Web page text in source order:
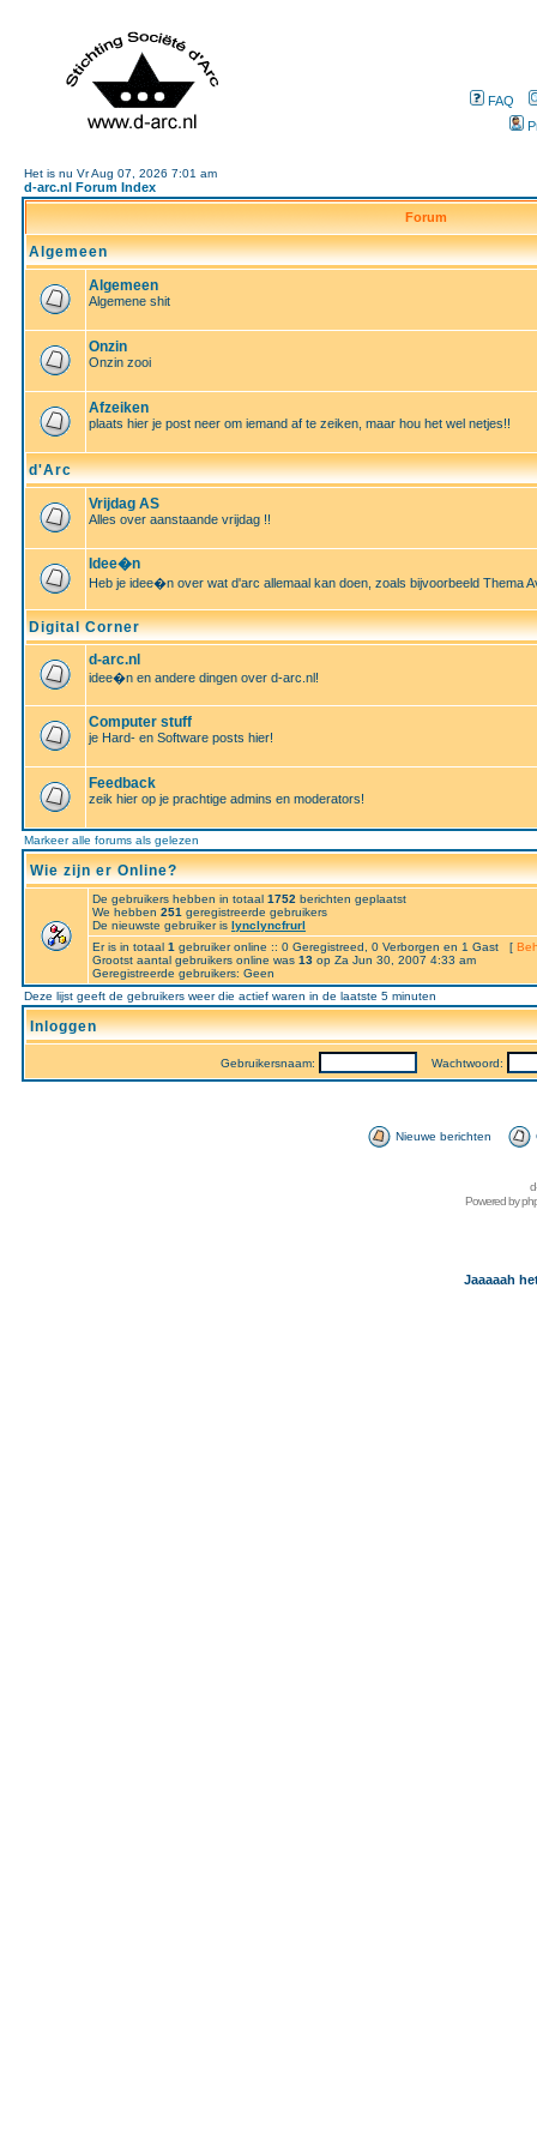
FAQ
Het is nu Vr Aug 07, 2026 7:01 am
d-arc.nl Forum Index
Forum
Algemeen
Algemeen
Algemene shit
Onzin
Onzin zooi
Afzeiken
plaats hier je post neer om iemand af te zeiken, maar hou het wel netjes!!
d'Arc
Vrijdag AS
Alles over aanstaande vrijdag !!
Idee�n
Heb je idee�n over wat d'arc allemaal kan doen, zoals bijvoorbeeld Thema
Digital Corner
d-arc.nl
idee�n en andere dingen over d-arc.nl!
Computer stuff
je Hard- en Software posts hier!
Feedback
zeik hier op je prachtige admins en moderators!
Markeer alle forums als gelezen
Wie zijn er Online?
De gebruikers hebben in totaal 1752 berichten geplaatst
We hebben 251 geregistreerde gebruikers
De nieuwste gebruiker is lynclyncfrurl
Er is in totaal 1 gebruiker online :: 0 Geregistreed, 0 Verborgen en 1 Gast [
Grootst aantal gebruikers online was 13 op Za Jun 30, 2007 4:33 am
Geregistreerde gebruikers: Geen
Deze lijst geeft de gebruikers weer die actief waren in de laatste 5 minuten
Inloggen
Gebruikersnaam: Wachtwoord:
Nieuwe berichten
Powered by
Jaaaaah